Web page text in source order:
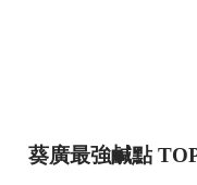
葵廣最強鹹點